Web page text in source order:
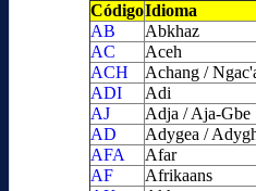
CódigoIdioma
AB
Abkhaz
AC
Aceh
ACH
Achang /
ADI
Adi
AJ
Adja / Aja-Gbe
AD
Adygea /
AFA
Afar
AF
Afrikaans